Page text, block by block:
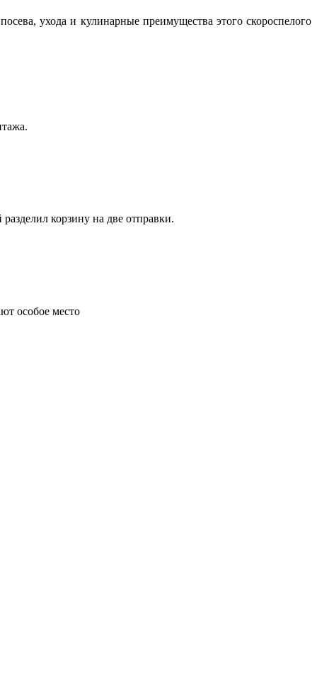
ухода и кулинарные преимущества этого скороспелого
корзину на две отправки.
особое место